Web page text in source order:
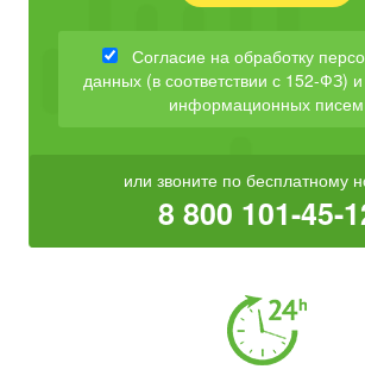
Согласие на обработку
данных (в соответствии с 152-ФЗ)
информационных писем
или звоните по бесплатному
8 800 101-45-